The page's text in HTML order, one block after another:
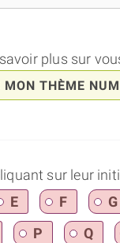
plus sur
MON THÈME
sur leur
E F G
P Q